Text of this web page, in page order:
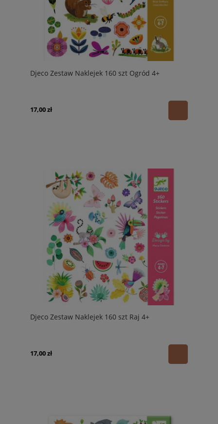
Djeco Zestaw Naklejek 160 szt Ogród 4+
17,00 zł
Djeco Zestaw Naklejek 160 szt Raj 4+
17,00 zł